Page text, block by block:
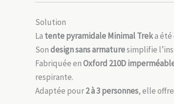
Solution
La tente pyramidale Minimal Treka été
Sondesign sans armaturesimplifie
Fabriquée enOxford 210D
respirante.
Adaptée pour2 à 3 personnes, elle